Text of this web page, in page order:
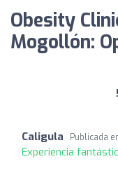
Obesity
Mogollón:
Caligula Publicada
Experiencia